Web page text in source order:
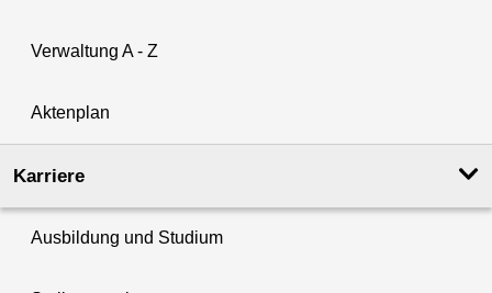
Verwaltung A - Z
Aktenplan
Karriere
Ausbildung und Studium